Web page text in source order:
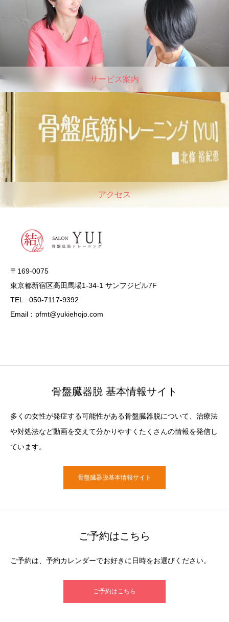
サービス案内
アクセス
〒169-0075
東京都新宿区高田馬場1-34-1 サンフジビル7F
TEL : 050-7117-9392
Email：pfmt@yukiehojo.com
骨盤臓器脱 基本情報サイト
多くの女性が発症する可能性がある骨盤臓器脱について、治療法
や対処法など動画を交えて分かりやすくたくさんの情報を発信し
ています。
骨盤臓器脱基本情報サイト
ご予約はこちら
ご予約は、予約カレンダーでお好きに日時をお選びください。
ご予約はこちら